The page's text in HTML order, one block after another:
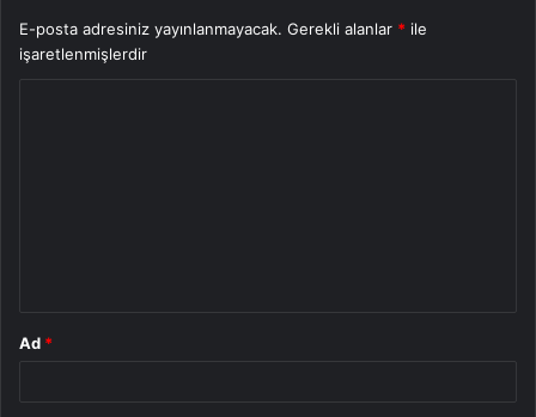
E-posta adresiniz yayınlanmayacak. Gerekli alanlar * ile
işaretlenmişlerdir
Ad *